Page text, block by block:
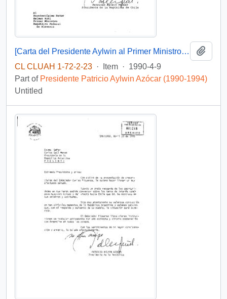
[Carta del Presidente Aylwin al Primer Ministro República Federal de Alemania, enviando agradecimientos].
CL CLUAH 1-72-2-23 · Item · 1990-4-9
Part of Presidente Patricio Aylwin Azócar (1990-1994)
Untitled